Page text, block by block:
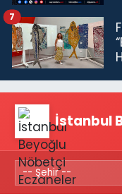
7
İstanbul